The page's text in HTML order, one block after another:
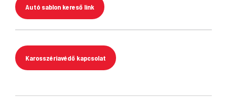
Autó sablon kereső link
Karosszériavédő kapcsolat